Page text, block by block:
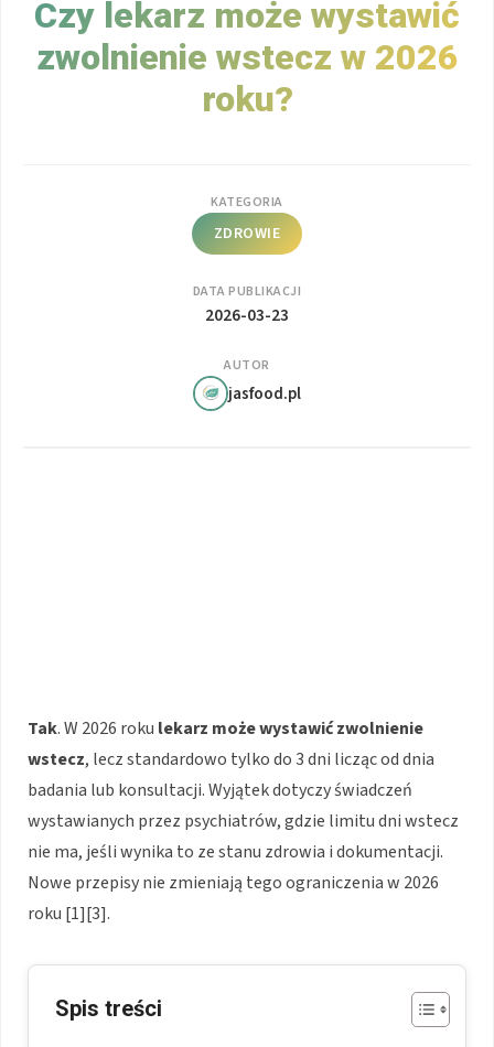
Czy lekarz może wystawić
zwolnienie wstecz w 2026
roku?
KATEGORIA
ZDROWIE
DATA PUBLIKACJI
2026-03-23
AUTOR
jasfood.pl
Tak. W 2026 roku lekarz może wystawić zwolnienie
wstecz, lecz standardowo tylko do 3 dni licząc od dnia
badania lub konsultacji. Wyjątek dotyczy świadczeń
wystawianych przez psychiatrów, gdzie limitu dni wstecz
nie ma, jeśli wynika to ze stanu zdrowia i dokumentacji.
Nowe przepisy nie zmieniają tego ograniczenia w 2026
roku [1][3].
Spis treści